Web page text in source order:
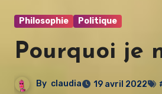
Philosophie Politique
Pourquoi je
By claudia 19 avril 2022